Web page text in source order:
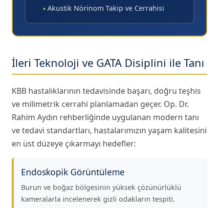
▪ Akustik Nörinom Takip ve Cerrahisi
İleri Teknoloji ve GATA Disiplini ile Tanı
KBB hastalıklarının tedavisinde başarı, doğru teşhis
ve milimetrik cerrahi planlamadan geçer. Op. Dr.
Rahim Aydın rehberliğinde uygulanan modern tanı
ve tedavi standartları, hastalarımızın yaşam kalitesini
en üst düzeye çıkarmayı hedefler:
Endoskopik Görüntüleme
Burun ve boğaz bölgesinin yüksek çözünürlüklü
kameralarla incelenerek gizli odakların tespiti.